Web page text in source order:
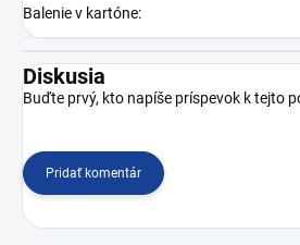
Balenie v kartóne:
Diskusia
Buďte prvý, kto napíše príspevok k tejto
Pridať komentár